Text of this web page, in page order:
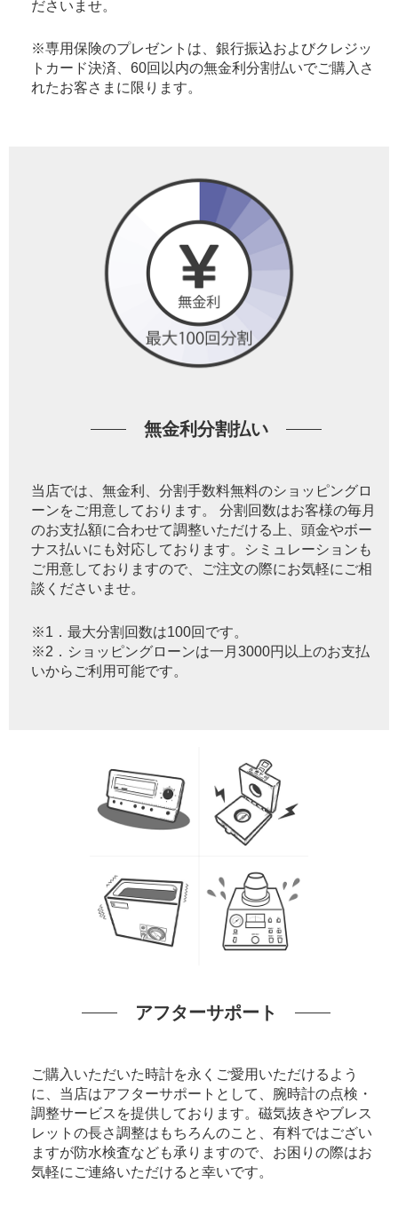
ださいませ。
※専用保険のプレゼントは、銀行振込およびクレジッ
トカード決済、60回以内の無金利分割払いでご購入さ
れたお客さまに限ります。
無金利分割払い
当店では、無金利、分割手数料無料のショッピングロ
ーンをご用意しております。 分割回数はお客様の毎月
のお支払額に合わせて調整いただける上、頭金やボー
ナス払いにも対応しております。シミュレーションも
ご用意しておりますので、ご注文の際にお気軽にご相
談くださいませ。
※1．最大分割回数は100回です。
※2．ショッピングローンは一月3000円以上のお支払
いからご利用可能です。
アフターサポート
ご購入いただいた時計を永くご愛用いただけるよう
に、当店はアフターサポートとして、腕時計の点検・
調整サービスを提供しております。磁気抜きやブレス
レットの長さ調整はもちろんのこと、有料ではござい
ますが防水検査なども承りますので、お困りの際はお
気軽にご連絡いただけると幸いです。